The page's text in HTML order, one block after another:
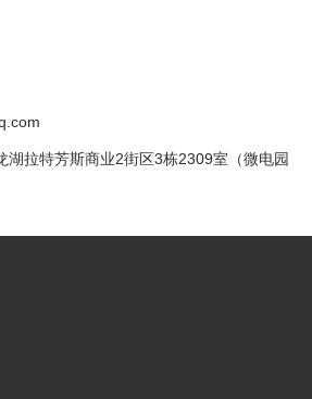
湖拉特芳斯商业2街区3栋2309室（微电园